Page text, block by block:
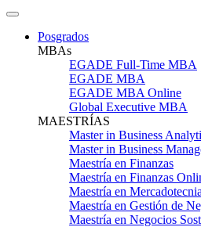
Posgrados
MBAs
EGADE Full-Time MBA
EGADE MBA
EGADE MBA Online
Global Executive MBA
MAESTRÍAS
Master in Business
Master in Business
Maestría en Finanzas
Maestría en Finanzas
Maestría en Mercadotecnia
Maestría en Gestión de
Maestría en Negocios